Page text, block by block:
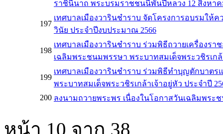
ราชินีนาถ พระบรมราชชนนีพันปีหลวง 12 สิงหาค
197
เทศบาลเมืองวารินชำราบ จัดโครงการอบรมให้
วินัย ประจำปีงบประมาณ 2566
198
เทศบาลเมืองวารินชำราบ ร่วมพิธีถวายเครื่องร
เฉลิมพระชนมพรรษา พระบาทสมเด็จพระวชิรเกล้
199
เทศบาลเมืองวารินชำราบ ร่วมพิธีทำบุญตักบาต
พระบาทสมเด็จพระวชิรเกล้าเจ้าอยู่หัว ประจำปี
200 ลงนามถวายพระพร เนื่องในโอกาสวันเฉลิมพระ
หน้า 10 จาก 38